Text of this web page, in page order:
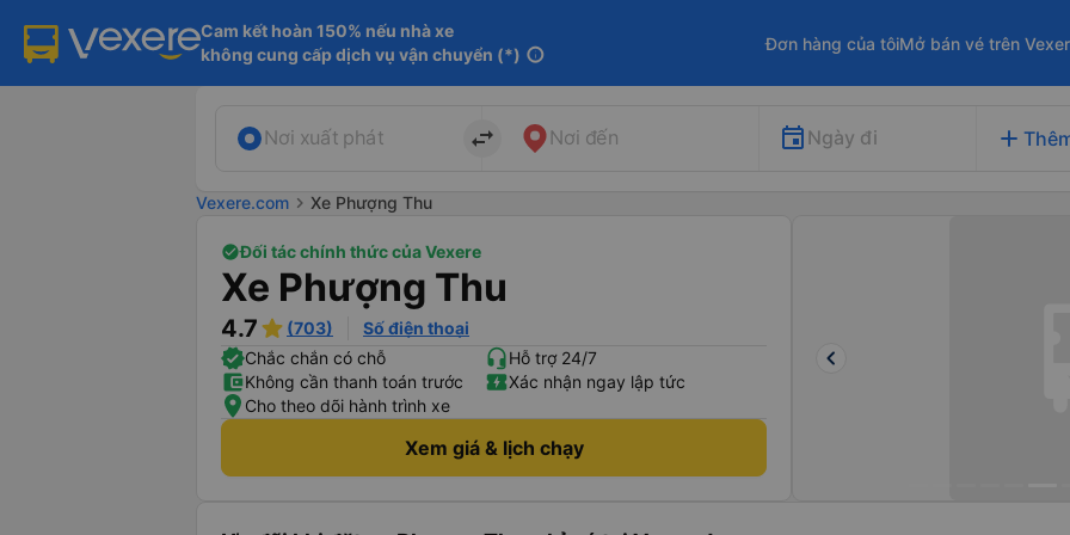
Cam kết hoàn 150% nếu nhà xe
không cung cấp dịch vụ vận chuyển (*) info
Đơn hàng của tôiMở bán vé trên
Nơi xuất phát import_export Nơi đến Ngày đi add
Vexere.com chevron_right Xe Phượng Thu
Đối tác chính thức của Vexere
Xe Phượng Thu
4.7 (703)
Số điện thoại
Chắc chắn có chỗ
Hỗ trợ 24/7
Không cần thanh toán trước
Xác nhận ngay lập tức
Cho theo dõi hành trình xe
Xem giá & lịch chạy
keyboard_arrow_left